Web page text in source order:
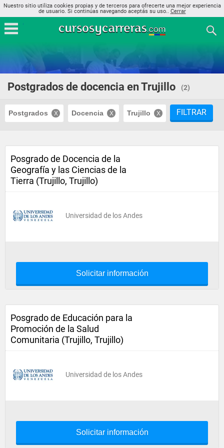
Nuestro sitio utiliza cookies propias y de terceros para ofrecerte una mejor experiencia
de usuario. Si continúas navegando aceptás su uso.. Cerrar
Postgrados de docencia en Trujillo (2)
Postgrados Docencia Trujillo FILTRAR
Posgrado de Docencia de la
Geografía y las Ciencias de la
Tierra (Trujillo, Trujillo)
Universidad de los Andes
Solicitar información
Posgrado de Educación para la
Promoción de la Salud
Comunitaria (Trujillo, Trujillo)
Universidad de los Andes
Solicitar información